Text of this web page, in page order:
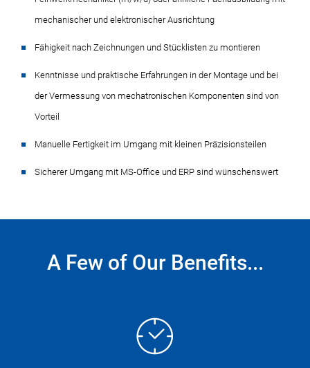
mechanischer und elektronischer Ausrichtung
Fähigkeit nach Zeichnungen und Stücklisten zu montieren
Kenntnisse und praktische Erfahrungen in der Montage und bei
der Vermessung von mechatronischen Komponenten sind von
Vorteil
Manuelle Fertigkeit im Umgang mit kleinen Präzisionsteilen
Sicherer Umgang mit MS-Office und ERP sind wünschenswert
A Few of Our Benefits...